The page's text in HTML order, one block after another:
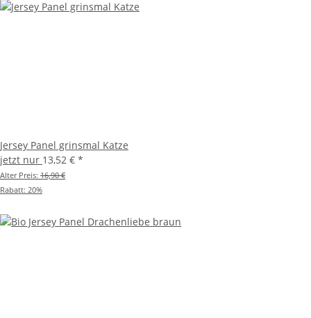
Jersey Panel grinsmal Katze
jetzt nur 13,52 € *
Alter Preis: 16,90 €
Rabatt: 20%